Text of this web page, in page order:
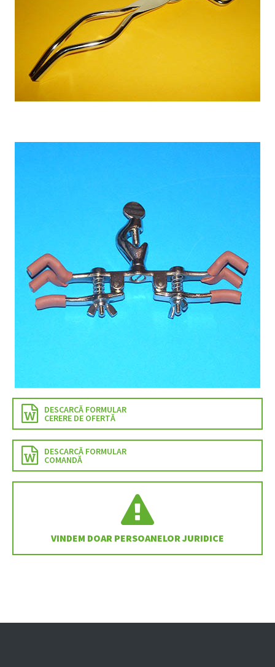
DESCARCĂ FORMULAR
CERERE DE OFERTĂ
DESCARCĂ FORMULAR
COMANDĂ
VINDEM DOAR PERSOANELOR JURIDICE